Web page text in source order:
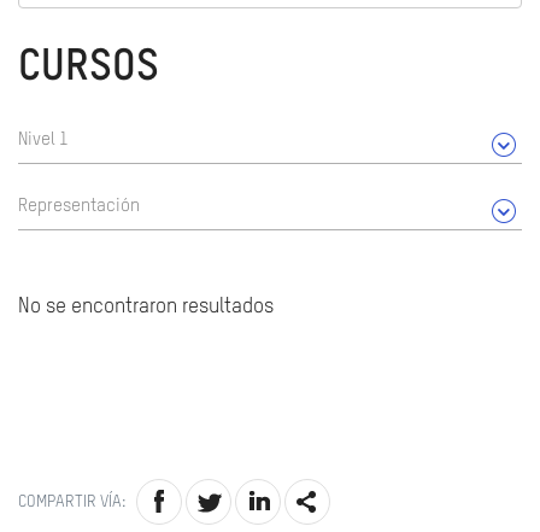
CURSOS
Nivel 1
Representación
No se encontraron resultados
COMPARTIR VÍA: